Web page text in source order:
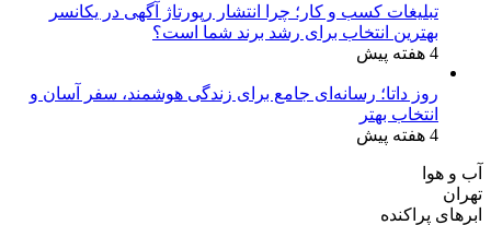
تبلیغات کسب و کار؛ چرا انتشار رپورتاژ آگهی در یکانسر
بهترین انتخاب برای رشد برند شما است؟
4 هفته پیش
روز داتا؛ رسانه‌ای جامع برای زندگی هوشمند، سفر آسان و
انتخاب بهتر
4 هفته پیش
آب و هوا
تهران
ابرهای پراکنده